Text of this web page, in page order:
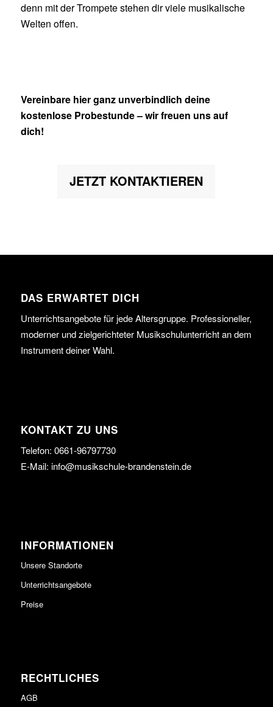
denn mit der Trompete stehen dir viele musikalische
Welten offen.
Vereinbare hier ganz unverbindlich deine
kostenlose Probestunde – wir freuen uns auf
dich!
JETZT KONTAKTIEREN
DAS ERWARTET DICH
Unterrichtsangebote für jede Altersgruppe. Professioneller,
moderner und zielgerichteter Musikschulunterricht an dem
Instrument deiner Wahl.
KONTAKT ZU UNS
Telefon: 0661-96797730
E-Mail: info@musikschule-brandenstein.de
INFORMATIONEN
Unsere Standorte
Unterrichtsangebote
Preise
RECHTLICHES
AGB